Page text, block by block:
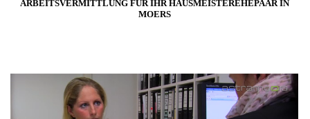
ARBEITSVERMITTLUNG FÜR IHR HAUSMEISTEREHEPAAR IN
MOERS